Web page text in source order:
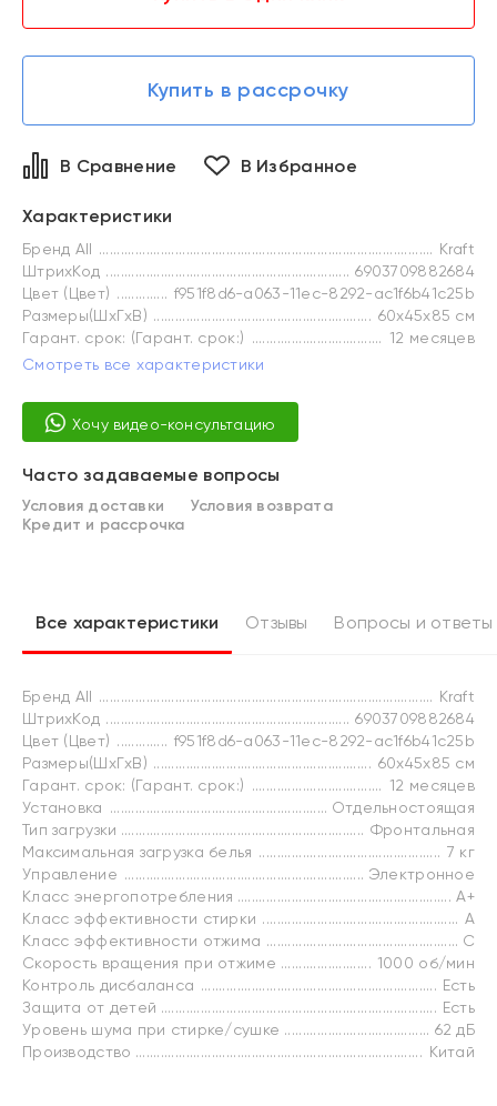
Купить в рассрочку
В Сравнение В Избранное
Характеристики
Бренд All
Kraft
ШтрихКод
6903709882684
Цвет (Цвет)
f951f8d6-a063-11ec-8292-ac1f6b41c25b
Размеры(ШxГxВ)
60x45x85 см
Гарант. срок: (Гарант. срок:)
12 месяцев
Смотреть все характеристики
Хочу видео-консультацию
Часто задаваемые вопросы
Условия доставки
Условия возврата
Кредит и рассрочка
Все характеристики Отзывы Вопросы и ответы
Бренд All
Kraft
ШтрихКод
6903709882684
Цвет (Цвет)
f951f8d6-a063-11ec-8292-ac1f6b41c25b
Размеры(ШxГxВ)
60x45x85 см
Гарант. срок: (Гарант. срок:)
12 месяцев
Установка
Отдельностоящая
Тип загрузки
Фронтальная
Максимальная загрузка белья
7 кг
Управление
Электронное
Класс энергопотребления
A+
Класс эффективности стирки
A
Класс эффективности отжима
C
Скорость вращения при отжиме
1000 об/мин
Контроль дисбаланса
Есть
Защита от детей
Есть
Уровень шума при стирке/сушке
62 дБ
Производство
Китай